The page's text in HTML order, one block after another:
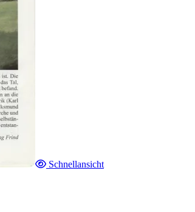
Schnellansicht